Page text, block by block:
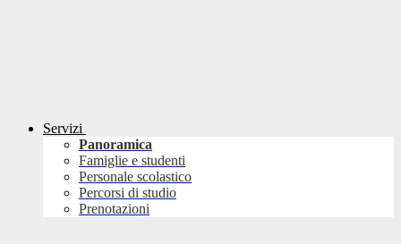
Servizi
Panoramica
Famiglie e studenti
Personale scolastico
Percorsi di studio
Prenotazioni